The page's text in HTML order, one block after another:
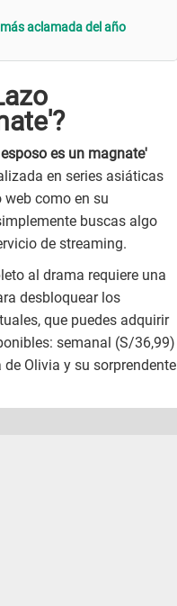
aclamada del año
es un magnate'
en series asiáticas
como en su
buscas algo
de streaming.
al drama requiere una
desbloquear los
que puedes adquirir
semanal (S/36,99)
Olivia y su sorprendente